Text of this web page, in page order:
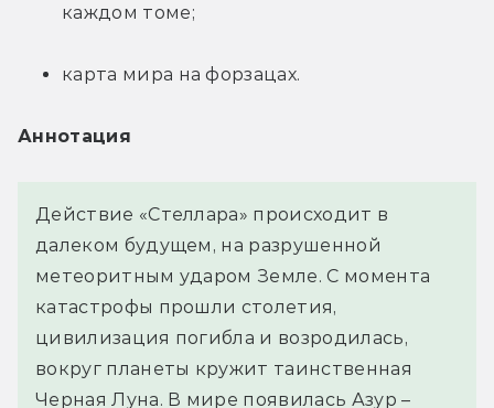
каждом томе;
карта мира на форзацах.
Аннотация
Действие «Стеллара» происходит в
далеком будущем, на разрушенной
метеоритным ударом Земле. С момента
катастрофы прошли столетия,
цивилизация погибла и возродилась,
вокруг планеты кружит таинственная
Черная Луна. В мире появилась Азур –